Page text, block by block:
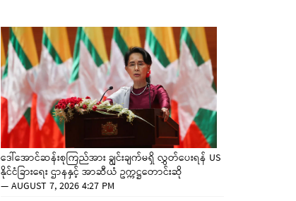
ဒေါ်အောင်ဆန်းစုကြည်အား ချွင်းချက်မရှိ လွှတ်ပေးရန် US
နိုင်ငံခြားရေး ဌာနနှင့် အာဆီယံ ဥက္ကဋ္ဌတောင်းဆို
—AUGUST 7, 2026 4:27 PM